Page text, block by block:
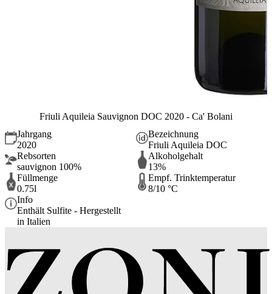
Friuli Aquileia Sauvignon DOC 2020 - Ca' Bolani
Jahrgang
2020
Bezeichnung
Friuli Aquileia DOC
Rebsorten
sauvignon 100%
Alkoholgehalt
13%
Füllmenge
0.75l
Empf. Trinktemperatur
8/10 °C
Info
Enthält Sulfite - Hergestellt
in Italien